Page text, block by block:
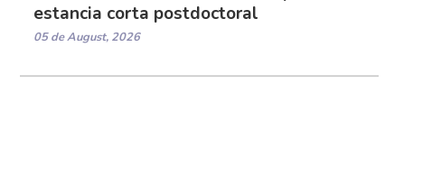
estancia corta postdoctoral
05 de August, 2026